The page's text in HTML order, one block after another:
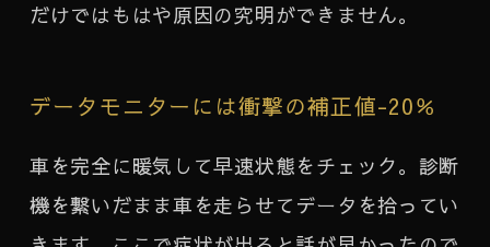
だけではもはや原因の究明ができません。
データモニターには衝撃の補正値-20％
車を完全に暖気して早速状態をチェック。診断
機を繋いだまま車を走らせてデータを拾ってい